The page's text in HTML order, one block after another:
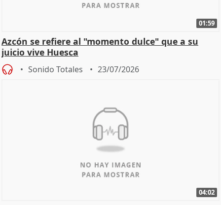
01:59
Azcón se refiere al "momento dulce" que a su
juicio vive Huesca
Sonido Totales 23/07/2026
04:02